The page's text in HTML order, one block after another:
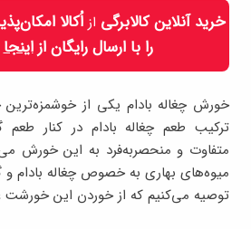
خرید آنلاین کالابرگی از اُکالا
را با ارسال رایگان ازاینجا
خورش چغاله بادام یکی از
ترکیب طعم چغاله بادام در کنار
متفاوت و منحصربه‌فرد به این خورش
میوه‌های بهاری به خصوص چغاله بادام
توصیه می‌کنیم که از خوردن این خورشت